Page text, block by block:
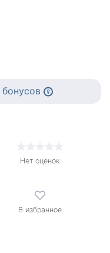
бонусов
Нет оценок
В избранное